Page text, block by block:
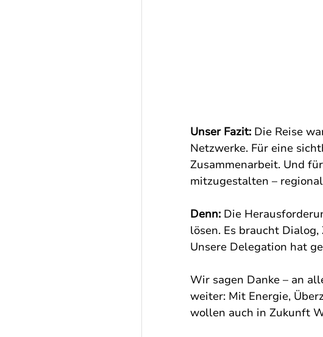
Unser Fazit: Die Reise
Netzwerke. Für eine
Zusammenarbeit. Und
mitzugestalten –
Denn: Die
lösen. Es braucht
Unsere Delegation hat
Wir sagen Danke – an
weiter: Mit Energie,
wollen auch in Zukunft